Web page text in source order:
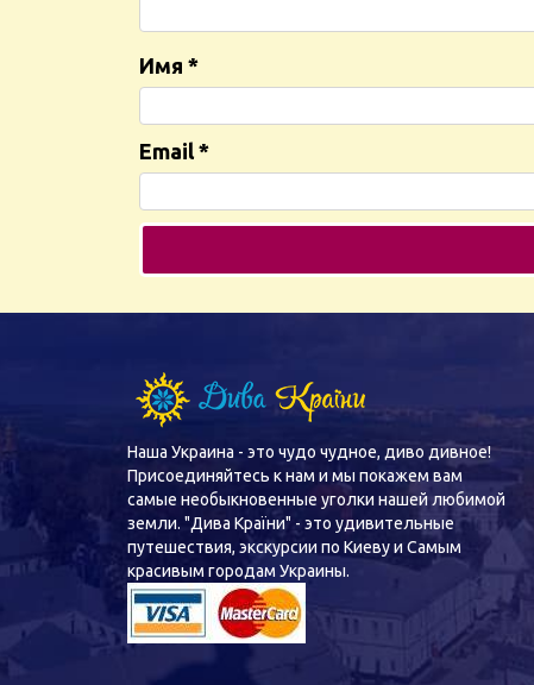
Имя *
Email *
Наша Украина - это чудо чудное, диво дивное!
Присоединяйтесь к нам и мы покажем вам
самые необыкновенные уголки нашей любимой
земли. "Дива Країни" - это удивительные
путешествия, экскурсии по Киеву и Самым
красивым городам Украины.